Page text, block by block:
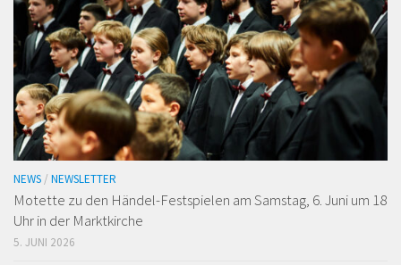
NEWS / NEWSLETTER
Motette zu den Händel-Festspielen am Samstag, 6. Juni um 18
Uhr in der Marktkirche
5. JUNI 2026